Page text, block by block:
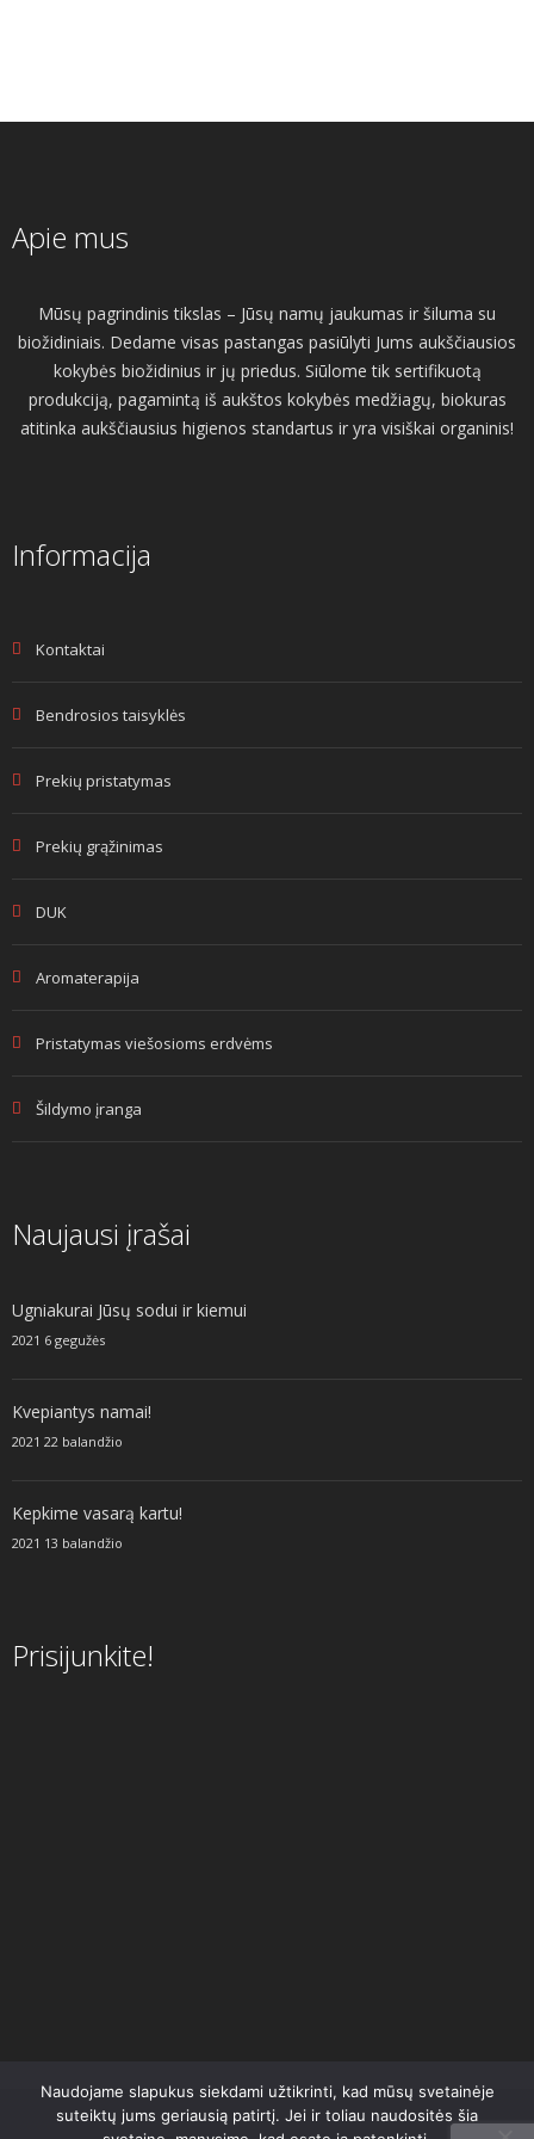
Apie mus
Mūsų pagrindinis tikslas – Jūsų namų jaukumas ir šiluma su
biožidiniais. Dedame visas pastangas pasiūlyti Jums aukščiausios
kokybės biožidinius ir jų priedus. Siūlome tik sertifikuotą
produkciją, pagamintą iš aukštos kokybės medžiagų, biokuras
atitinka aukščiausius higienos standartus ir yra visiškai organinis!
Informacija
Kontaktai
Bendrosios taisyklės
Prekių pristatymas
Prekių grąžinimas
DUK
Aromaterapija
Pristatymas viešosioms erdvėms
Šildymo įranga
Naujausi įrašai
Ugniakurai Jūsų sodui ir kiemui
2021 6 gegužės
Kvepiantys namai!
2021 22 balandžio
Kepkime vasarą kartu!
2021 13 balandžio
Prisijunkite!
Naudojame slapukus siekdami užtikrinti, kad mūsų svetainėje
suteiktų jums geriausią patirtį. Jei ir toliau naudositės šia